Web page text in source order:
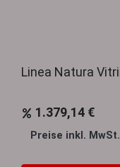
Linea Natura
1.379,14 €
Preise inkl.